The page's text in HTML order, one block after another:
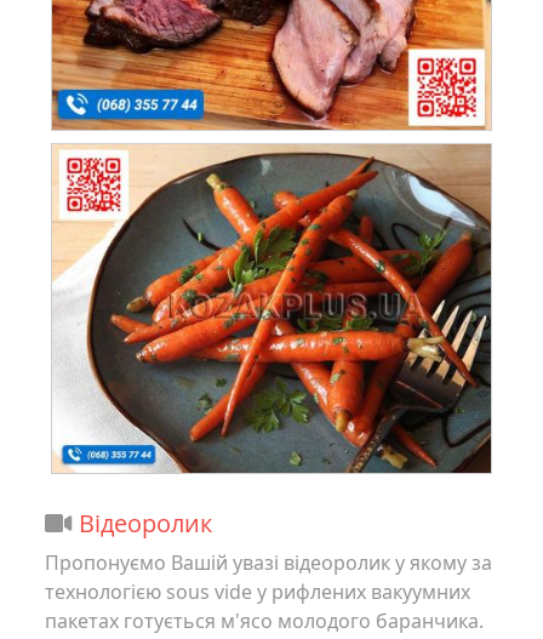
Відеоролик
Пропонуємо Вашій увазі відеоролик у якому за
технологією sous vide у рифлених вакуумних
пакетах готується м'ясо молодого баранчика.